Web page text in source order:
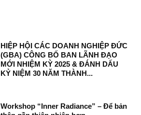
HIỆP HỘI CÁC DOANH NGHIỆP ĐỨC
(GBA) CÔNG BỐ BAN LÃNH ĐẠO
MỚI NHIỆM KỲ 2025 & ĐÁNH DẤU
KỶ NIỆM 30 NĂM THÀNH...
Workshop “Inner Radiance” – Để bản